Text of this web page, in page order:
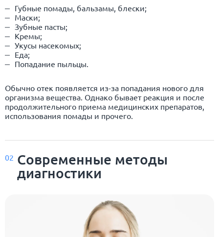
Губные помады, бальзамы, блески;
Маски;
Зубные пасты;
Кремы;
Укусы насекомых;
Еда;
Попадание пыльцы.
Обычно отек появляется из-за попадания нового для
организма вещества. Однако бывает реакция и после
продолжительного приема медицинских препаратов,
использования помады и прочего.
02 Современные методы
диагностики